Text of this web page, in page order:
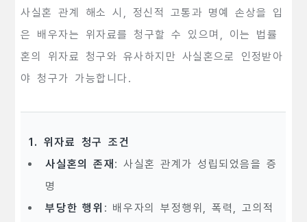
사실혼 관계 해소 시, 정신적 고통과 명예 손상을 입
은 배우자는 위자료를 청구할 수 있으며, 이는 법률
혼의 위자료 청구와 유사하지만 사실혼으로 인정받아
야 청구가 가능합니다.
1. 위자료 청구 조건
사실혼의 존재 : 사실혼 관계가 성립되었음을 증
명
부당한 행위 : 배우자의 부정행위, 폭력, 고의적